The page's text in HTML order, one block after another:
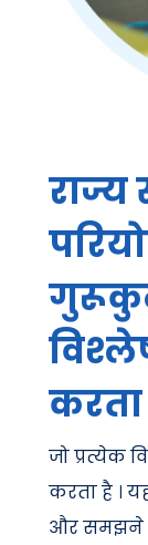
राज्य
करता
जो प्रत्येक
करता है ।
और समझने